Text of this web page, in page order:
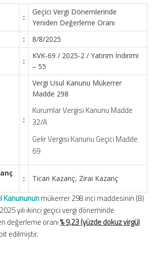
:
Geçici Vergi Dönemlerinde
Yeniden Değerleme Oranı
: 8/8/2025
:
KVK-69 / 2025-2 / Yatırım İndirimi
– 55
:
Vergi Usul Kanunu Mükerrer
Madde 298
Kurumlar Vergisi Kanunu Madde
32/A
Gelir Vergisi Kanunu Geçici Madde
69
: Ticari Kazanç, Zirai Kazanç
Kanunununmükerrer 298 inci maddesinin (B)
yılı ikinci geçici vergi döneminde
değerleme oranı% 9,23 (yüzde dokuz virgül
edilmiştir.